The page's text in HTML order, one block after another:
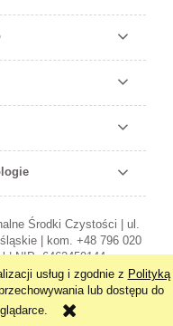
usług i zgodnie z Polityką
lub dostępu do
Środki Czystości | ul.
| kom. +48 796 020
| NIP: 6462459144
strony